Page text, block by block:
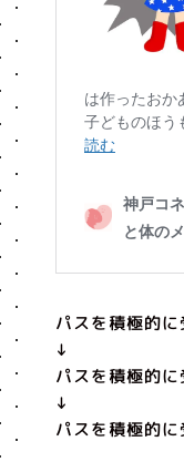
パスを積極的
↓
パスを積極的
↓
パスを積極的